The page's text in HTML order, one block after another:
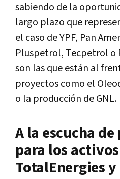
sabiendo de la
largo plazo que
el caso de YPF, Pan
Pluspetrol, Tecpetrol o
son las que están al
proyectos como el
o la producción de GNL.
A la escucha
para los
TotalEnergies